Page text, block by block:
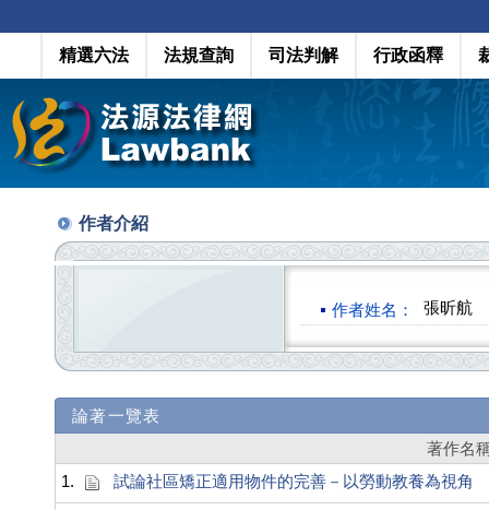
精選六法 法規查詢 司法判解 行政函釋
作者介紹
作者姓名： 張昕航
論著一覽表
著作名
1.
試論社區矯正適用物件的完善－以勞動教養為視角